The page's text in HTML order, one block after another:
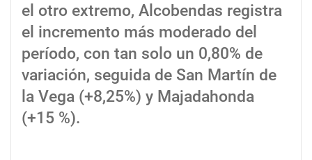
el otro extremo, Alcobendas registra
el incremento más moderado del
período, con tan solo un 0,80% de
variación, seguida de San Martín de
la Vega (+8,25%) y Majadahonda
(+15 %).